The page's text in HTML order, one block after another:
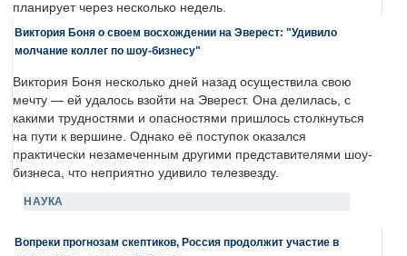
планирует через несколько недель.
Виктория Боня о своем восхождении на Эверест: "Удивило
молчание коллег по шоу-бизнесу"
Виктория Боня несколько дней назад осуществила свою
мечту — ей удалось взойти на Эверест. Она делилась, с
какими трудностями и опасностями пришлось столкнуться
на пути к вершине. Однако её поступок оказался
практически незамеченным другими представителями шоу-
бизнеса, что неприятно удивило телезвезду.
НАУКА
Вопреки прогнозам скептиков, Россия продолжит участие в